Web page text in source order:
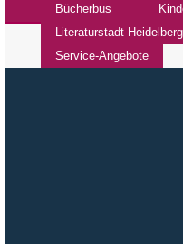
Bücherbus
Literaturstadt Heidelberg
Service-Angebote